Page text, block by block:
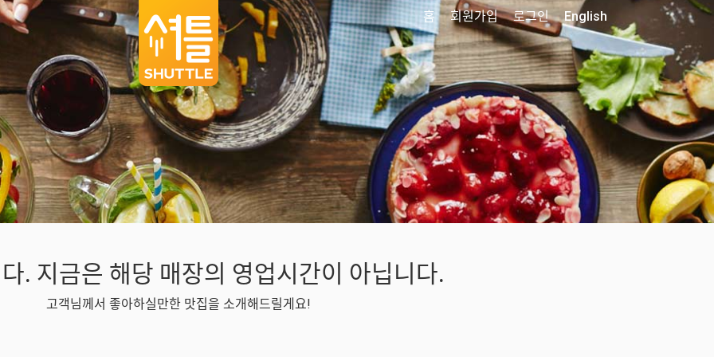
홈 회원가입 로그인 English
. 지금은 해당 매장의 영업시간이 아닙니다.
고객님께서 좋아하실만한 맛집을 소개해드릴게요!